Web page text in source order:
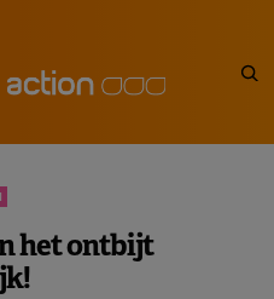
het ontbijt